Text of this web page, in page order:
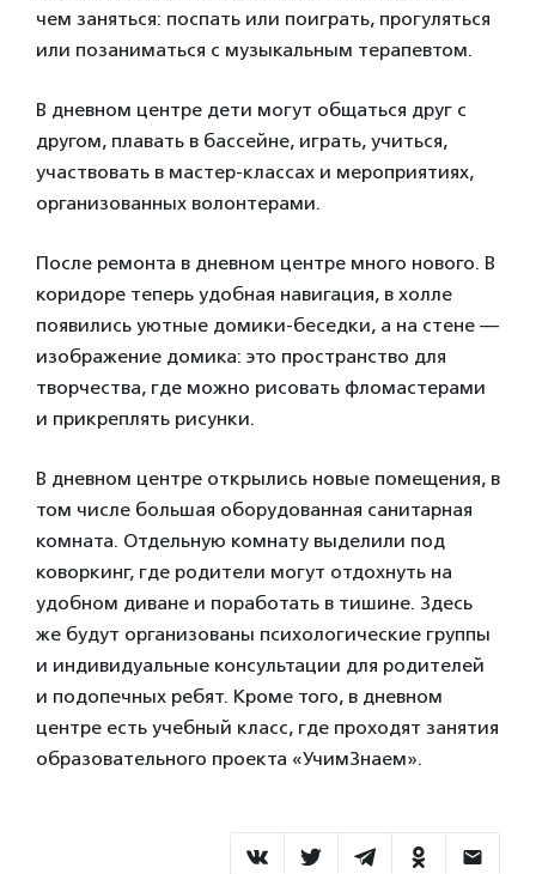
чем заняться: поспать или поиграть, прогуляться
или позаниматься с музыкальным терапевтом.
В дневном центре дети могут общаться друг с
другом, плавать в бассейне, играть, учиться,
участвовать в мастер-классах и мероприятиях,
организованных волонтерами.
После ремонта в дневном центре много нового. В
коридоре теперь удобная навигация, в холле
появились уютные домики-беседки, а на стене —
изображение домика: это пространство для
творчества, где можно рисовать фломастерами
и прикреплять рисунки.
В дневном центре открылись новые помещения, в
том числе большая оборудованная санитарная
комната. Отдельную комнату выделили под
коворкинг, где родители могут отдохнуть на
удобном диване и поработать в тишине. Здесь
же будут организованы психологические группы
и индивидуальные консультации для родителей
и подопечных ребят. Кроме того, в дневном
центре есть учебный класс, где проходят занятия
образовательного проекта «УчимЗнаем».